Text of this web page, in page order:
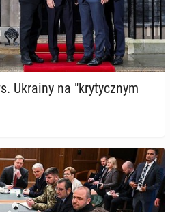
Ukrainy na "kry­tycz­nym